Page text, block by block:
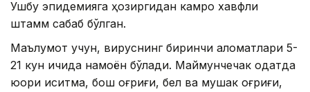
Ушбу эпидемияга ҳозиргидан камроқ хавфли
штамм сабаб бўлган.
Маълумот учун, вируснинг биринчи аломатлари 5-
21 кун ичида намоён бўлади. Маймунчечак одатда
юқори иситма, бош оғриғи, бел ва мушак оғриғи,